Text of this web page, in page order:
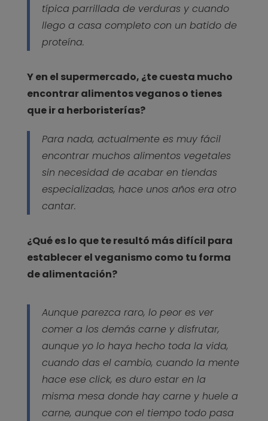
típica parrillada de verduras y cuando
llego a casa completo con un batido de
proteína.
Y en el supermercado, ¿te cuesta mucho
encontrar alimentos veganos o tienes
que ir a herboristerías?
Para nada, actualmente es muy fácil
encontrar muchos alimentos vegetales
sin necesidad de acabar en tiendas
especializadas, hace unos años era otro
cantar.
¿Qué es lo que te resultó más difícil para
establecer el veganismo como tu forma
de alimentación?
Aunque parezca raro, lo peor es ver
comer a los demás carne y disfrutar,
aunque yo lo haya hecho toda la vida,
cuando das el cambio, cuando la mente
hace ese click, es duro estar en la
misma mesa donde hay carne y huele a
carne, aunque con el tiempo todo pasa